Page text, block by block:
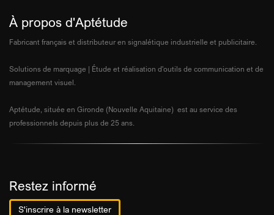
À propos d'Aptétude
Fabricant français et distributeur en signalétique industrielle et publicitaire.
Solutions de marquage | Étude et réalisation d'outils de communication et de
management visuel.
Aptétude, située en Gironde (Nouvelle Aquitaine) est au service des
professionnels depuis plus de 25 ans.
Restez informé
S'inscrire à la newsletter